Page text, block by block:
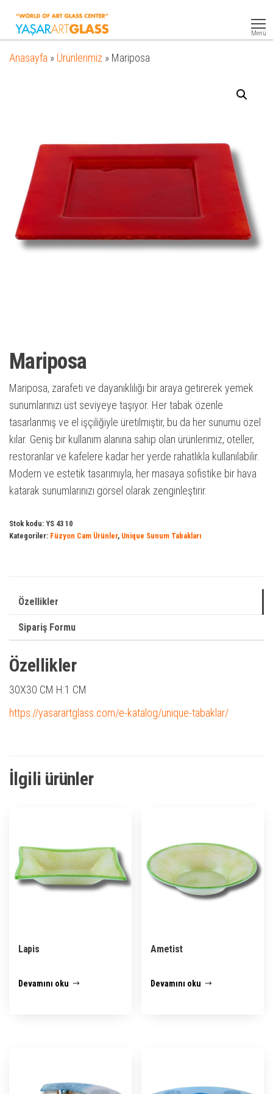
Glass
Menü
Anasayfa » Ürünlerimiz » Mariposa
Mariposa
Mariposa, zarafeti ve dayanıklılığı bir araya getirerek yemek
sunumlarınızı üst seviyeye taşıyor. Her tabak özenle
tasarlanmış ve el işçiliğiyle üretilmiştir, bu da her sunumu özel
kılar. Geniş bir kullanım alanına sahip olan ürünlerimiz, oteller,
restoranlar ve kafelere kadar her yerde rahatlıkla kullanılabilir.
Modern ve estetik tasarımıyla, her masaya sofistike bir hava
katarak sunumlarınızı görsel olarak zenginleştirir.
Stok kodu: YS 43 10
Kategoriler: Füzyon Cam Ürünler, Unique Sunum Tabakları
Özellikler
Sipariş Formu
Özellikler
30X30 CM H:1 CM
https://yasarartglass.com/e-katalog/unique-tabaklar/
İlgili ürünler
Lapis
Devamını oku
Ametist
Devamını oku